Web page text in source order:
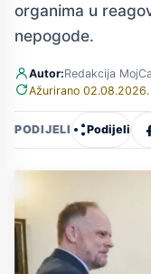
organima u
nepogode.
Autor:Redakcija
Ažurirano
PODIJELI Podijeli